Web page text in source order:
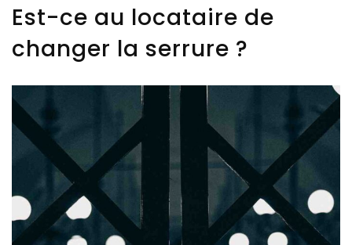
Est-ce au locataire de
changer la serrure ?